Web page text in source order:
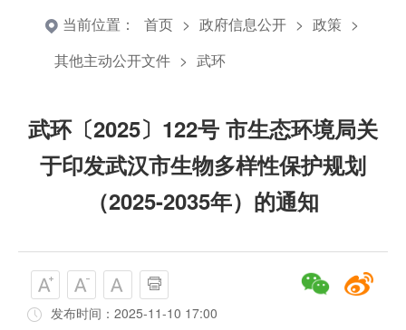
当前位置： 首页 > 政府信息公开 > 政策 >
其他主动公开文件 > 武环
武环〔2025〕122号 市生态环境局关
于印发武汉市生物多样性保护规划
（2025-2035年）的通知
发布时间：2025-11-10 17:00